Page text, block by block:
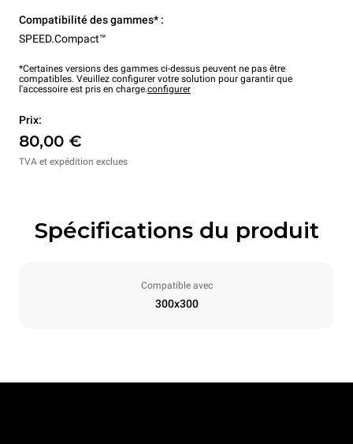
Compatibilité des gammes* :
SPEED.Compact™
*Certaines versions des gammes ci-dessus peuvent ne pas être
compatibles. Veuillez configurer votre solution pour garantir que
l'accessoire est pris en charge.configurer
Prix:
80,00 €
TVA et expédition exclues
Spécifications du produit
Compatible avec
300x300